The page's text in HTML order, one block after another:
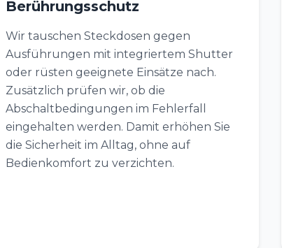
Berührungsschutz
Wir tauschen Steckdosen gegen
Ausführungen mit integriertem Shutter
oder rüsten geeignete Einsätze nach.
Zusätzlich prüfen wir, ob die
Abschaltbedingungen im Fehlerfall
eingehalten werden. Damit erhöhen Sie
die Sicherheit im Alltag, ohne auf
Bedienkomfort zu verzichten.